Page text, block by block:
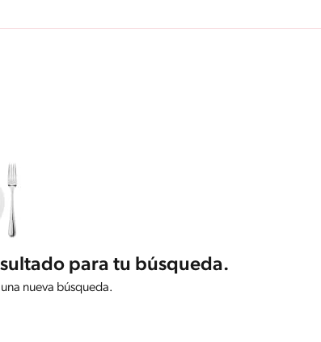
para tu búsqueda.
nueva búsqueda.